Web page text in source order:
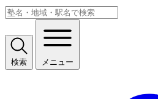
検索 メニュー